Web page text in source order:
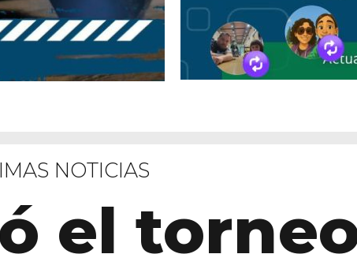
NOTICIAS
el